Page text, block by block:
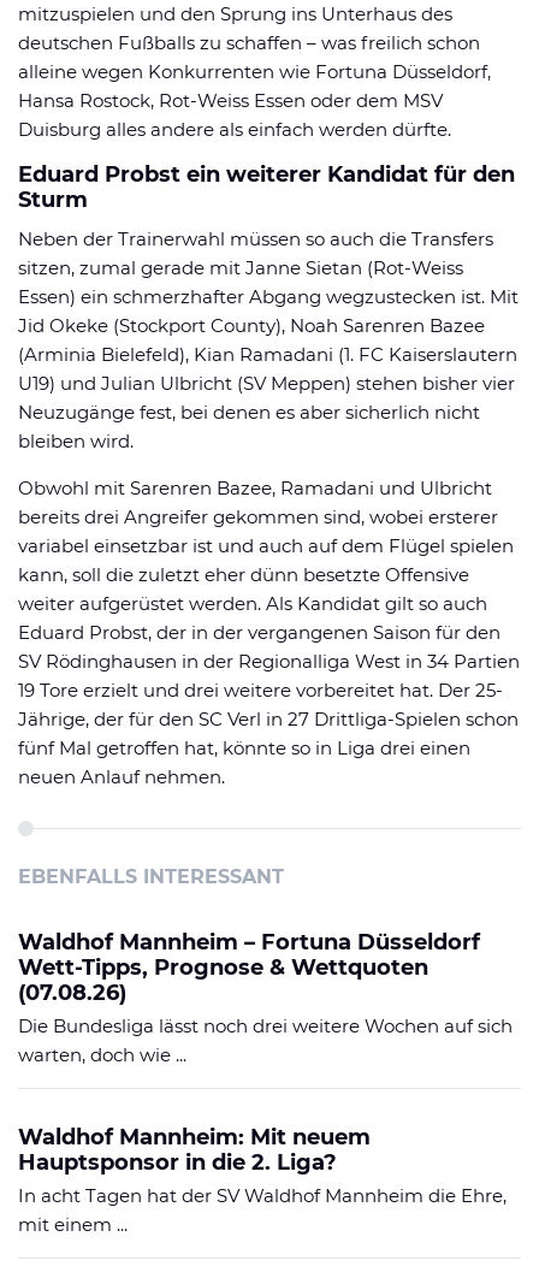
mitzuspielen und den Sprung ins Unterhaus des
deutschen Fußballs zu schaffen – was freilich schon
alleine wegen Konkurrenten wie Fortuna Düsseldorf,
Hansa Rostock, Rot-Weiss Essen oder dem MSV
Duisburg alles andere als einfach werden dürfte.
Eduard Probst ein weiterer Kandidat für den
Sturm
Neben der Trainerwahl müssen so auch die Transfers
sitzen, zumal gerade mit Janne Sietan (Rot-Weiss
Essen) ein schmerzhafter Abgang wegzustecken ist. Mit
Jid Okeke (Stockport County), Noah Sarenren Bazee
(Arminia Bielefeld), Kian Ramadani (1. FC Kaiserslautern
U19) und Julian Ulbricht (SV Meppen) stehen bisher vier
Neuzugänge fest, bei denen es aber sicherlich nicht
bleiben wird.
Obwohl mit Sarenren Bazee, Ramadani und Ulbricht
bereits drei Angreifer gekommen sind, wobei ersterer
variabel einsetzbar ist und auch auf dem Flügel spielen
kann, soll die zuletzt eher dünn besetzte Offensive
weiter aufgerüstet werden. Als Kandidat gilt so auch
Eduard Probst, der in der vergangenen Saison für den
SV Rödinghausen in der Regionalliga West in 34 Partien
19 Tore erzielt und drei weitere vorbereitet hat. Der 25-
Jährige, der für den SC Verl in 27 Drittliga-Spielen schon
fünf Mal getroffen hat, könnte so in Liga drei einen
neuen Anlauf nehmen.
EBENFALLS INTERESSANT
Waldhof Mannheim – Fortuna Düsseldorf
Wett-Tipps, Prognose & Wettquoten
(07.08.26)
Die Bundesliga lässt noch drei weitere Wochen auf sich
warten, doch wie ...
Waldhof Mannheim: Mit neuem
Hauptsponsor in die 2. Liga?
In acht Tagen hat der SV Waldhof Mannheim die Ehre,
mit einem ...